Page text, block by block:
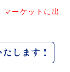
マーケットに出